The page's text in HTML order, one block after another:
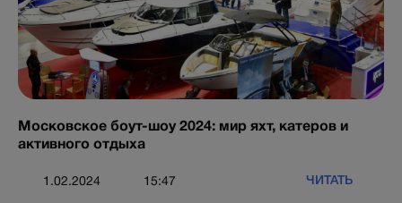
Московское боут-шоу 2024: мир яхт, катеров и
активного отдыха
1.02.2024 15:47 ЧИТАТЬ